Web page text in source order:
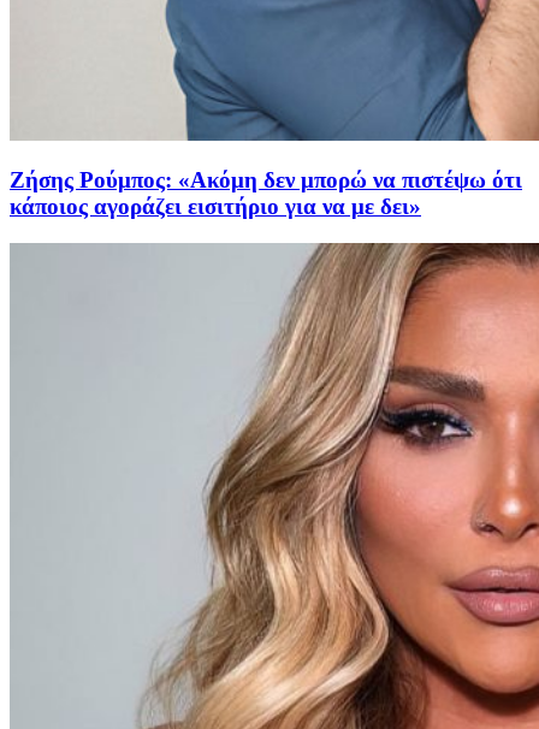
Ζήσης Ρούμπος: «Ακόμη δεν μπορώ να πιστέψω ότι
κάποιος αγοράζει εισιτήριο για να με δει»